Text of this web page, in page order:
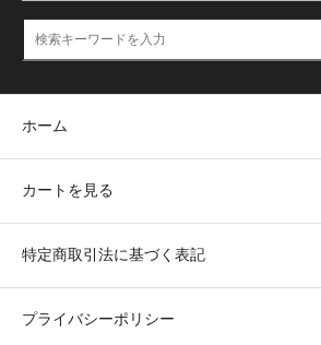
ホーム
カートを見る
特定商取引法に基づく表記
プライバシーポリシー